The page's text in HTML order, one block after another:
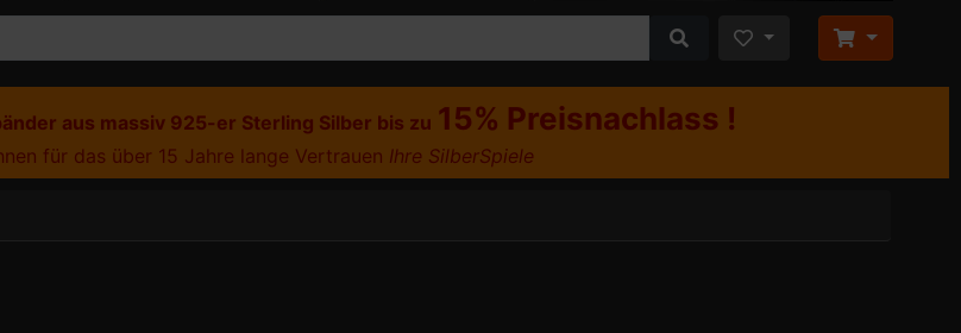
aus massiv 925-er Sterling Silber bis zu 15% Preisnachlass !
für das über 15 Jahre lange Vertrauen Ihre SilberSpiele